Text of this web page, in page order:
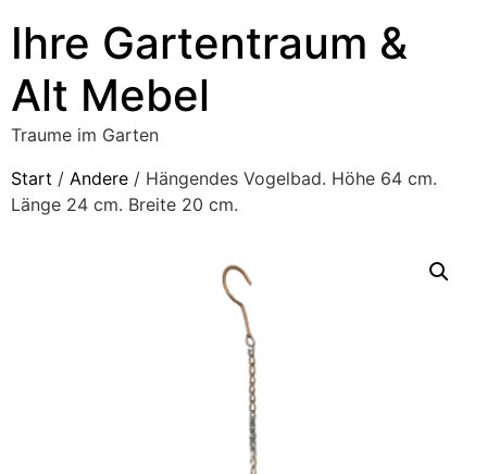
Ihre Gartentraum &
Alt Mebel
Traume im Garten
Start / Andere / Hängendes Vogelbad. Höhe 64 cm.
Länge 24 cm. Breite 20 cm.